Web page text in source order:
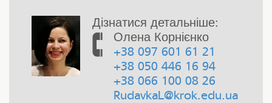
Дізнатися детальніше:
Олена Корнієнко
+38 097 601 61 21
+38 050 446 16 94
+38 066 100 08 26
RudavkaL@krok.edu.ua